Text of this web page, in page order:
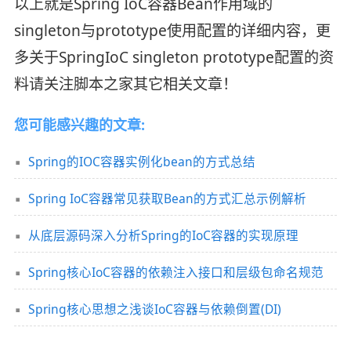
singleton与prototype使用配置的详细内容，更
多关于SpringIoC singleton prototype配置的资
料请关注脚本之家其它相关文章！
您可能感兴趣的文章:
Spring的IOC容器实例化bean的方式总结
Spring IoC容器常见获取Bean的方式汇总示例解析
从底层源码深入分析Spring的IoC容器的实现原理
Spring核心IoC容器的依赖注入接口和层级包命名规范
Spring核心思想之浅谈IoC容器与依赖倒置(DI)